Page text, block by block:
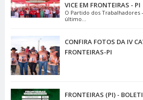
VICE EM FRONTEIRAS - PI
O Partido dos Trabalhadores
último...
CONFIRA FOTOS DA IV
FRONTEIRAS-PI
FRONTEIRAS (PI) -